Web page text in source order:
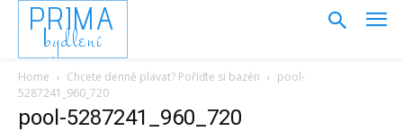
PRIMA
bydlení
Home Chcete denně plavat? Pořiďte si bazén
pool-
5287241_960_720
pool-5287241_960_720